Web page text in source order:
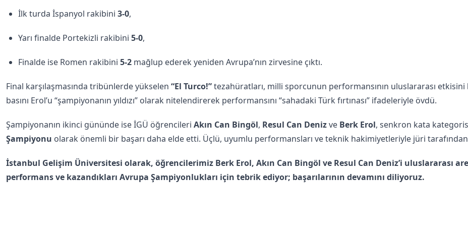
İlk turda İspanyol rakibini 3-0,
Yarı finalde Portekizli rakibini 5-0,
Finalde ise Romen rakibini 5-2 mağlup ederek yeniden Avrupa’nın zirvesine çıktı.
Final karşılaşmasında tribünlerde yükselen “El Turco!”tezahüratları, milli sporcunun performansının uluslararası
basını Erol’u “şampiyonanın yıldızı” olarak nitelendirerek performansını “sahadaki Türk fırtınası” ifadeleriyle övdü.
Şampiyonanın ikinci gününde ise İGÜ öğrencileri Akın Can Bingöl, Resul Can Denizve Berk Erol, senkron kata
Şampiyonu olarak önemli bir başarı daha elde etti. Üçlü, uyumlu performansları ve teknik hakimiyetleriyle jüri
İstanbul Gelişim Üniversitesi olarak, öğrencilerimiz Berk Erol, Akın Can Bingöl ve Resul Can Deniz’i uluslararası
performans ve kazandıkları Avrupa Şampiyonlukları için tebrik ediyor; başarılarının devamını diliyoruz.